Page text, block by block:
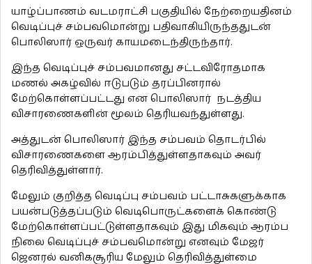
யாழ்ப்பாணம் வடமராட்சி பகுதியில் நேற்றையதினம்
வெடிப்புச் சம்பவமொன்று பதிவாகியிருந்ததுடன்
பொலிஸார் ஒருவர் காயமடைந்திருந்தார்.
இந்த வெடிப்புச் சம்பவமானது சட்டவிரோதமாக
மணல் அகழ்வில் ஈடுபடும் தரப்பினரால்
மேற்கொள்ளப்பட்டது என பொலிஸார் நடத்திய
விசாரணைகளின் மூலம் தெரியவந்துள்ளது.
அத்துடன் பொலிஸார் இந்த சம்பவம் தொடர்பில்
விசாரணைகளை ஆரம்பித்துள்ளதாகவும் அவர்
தெரிவித்துள்ளார்.
மேலும் குறித்த வெடிப்பு சம்பவம் பட்டாசுகளுக்காக
பயன்படுத்தப்படும் வெடிபொருட்களைக் கொண்டு
மேற்கொள்ளப்பட்டுள்ளதாகவும் இது மிகவும் ஆரம்ப
நிலை வெடிப்புச் சம்பவமொன்று எனவும் மேஜர்
ஜெனரல் வனிகசூரிய மேலும் தெரிவித்துள்மை